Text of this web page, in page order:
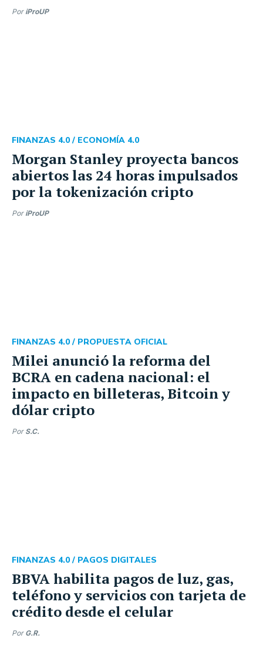
Por iProUP
Morgan Stanley proyecta bancos
abiertos las 24 horas impulsados
por la tokenización cripto
FINANZAS 4.0 / ECONOMÍA 4.0
Por iProUP
Milei anunció la reforma del
BCRA en cadena nacional: el
impacto en billeteras, Bitcoin y
dólar cripto
FINANZAS 4.0 / PROPUESTA OFICIAL
Por S.C.
BBVA habilita pagos de luz, gas,
teléfono y servicios con tarjeta de
crédito desde el celular
FINANZAS 4.0 / PAGOS DIGITALES
Por G.R.